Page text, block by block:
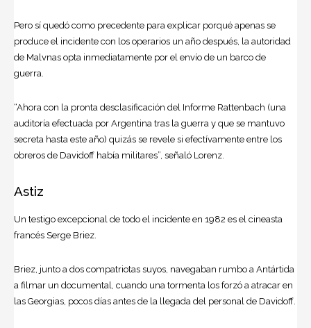
Pero sí quedó como precedente para explicar porqué apenas se
produce el incidente con los operarios un año después, la autoridad
de Malvnas opta inmediatamente por el envío de un barco de
guerra.
“Ahora con la pronta desclasificación del Informe Rattenbach (una
auditoría efectuada por Argentina tras la guerra y que se mantuvo
secreta hasta este año) quizás se revele si efectívamente entre los
obreros de Davidoff había militares”, señaló Lorenz.
Astiz
Un testigo excepcional de todo el incidente en 1982 es el cineasta
francés Serge Briez.
Briez, junto a dos compatriotas suyos, navegaban rumbo a Antártida
a filmar un documental, cuando una tormenta los forzó a atracar en
las Georgias, pocos días antes de la llegada del personal de Davidoff.